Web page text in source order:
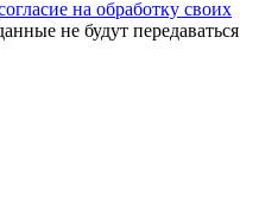
на обработку своих
не будут передаваться